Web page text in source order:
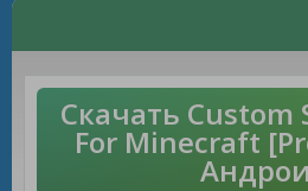
Скачать Custom
For Minecraft